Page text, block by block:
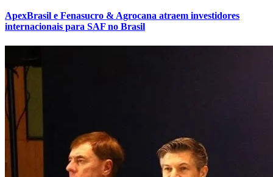
ApexBrasil e Fenasucro & Agrocana atraem investidores
internacionais para SAF no Brasil